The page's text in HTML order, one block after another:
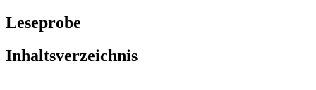
Leseprobe
Inhaltsverzeichnis